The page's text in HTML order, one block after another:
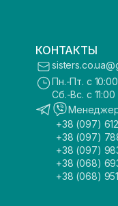
КОНТАКТЫ
Пн.-Пт. с
Сб.-Вс. с
+38 (097)
+38 (097)
+38 (097)
+38 (068)
+38 (068)